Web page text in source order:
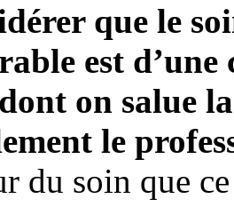
que le
est
on salue
le
du soin que